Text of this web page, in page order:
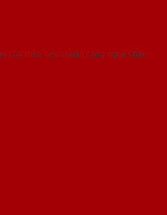
cửa theo tiêu chuẩn công nghệ Châu
cấp hàng đầu tại Việt Nam!